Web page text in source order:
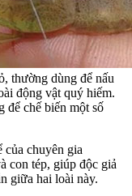
thường dùng để nấu
động vật quý hiếm.
để chế biến một số
của chuyên gia
con tép, giúp độc giả
giữa hai loài này.